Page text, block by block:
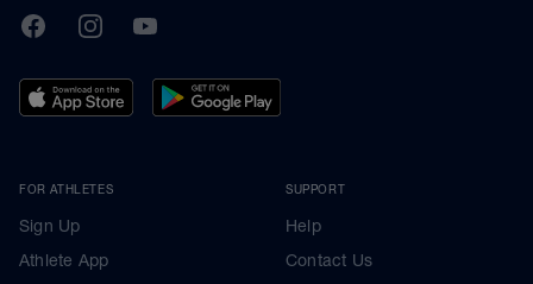
TrainingPeaks
FacebookInstagramYoutube
FOR ATHLETES
Sign Up
Athlete App
SUPPORT
Help
Contact Us